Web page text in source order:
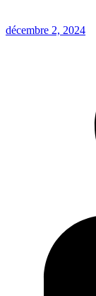
décembre 2, 2024